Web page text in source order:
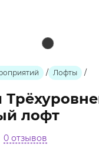
/ Лофты /
лофт
0 отзывов